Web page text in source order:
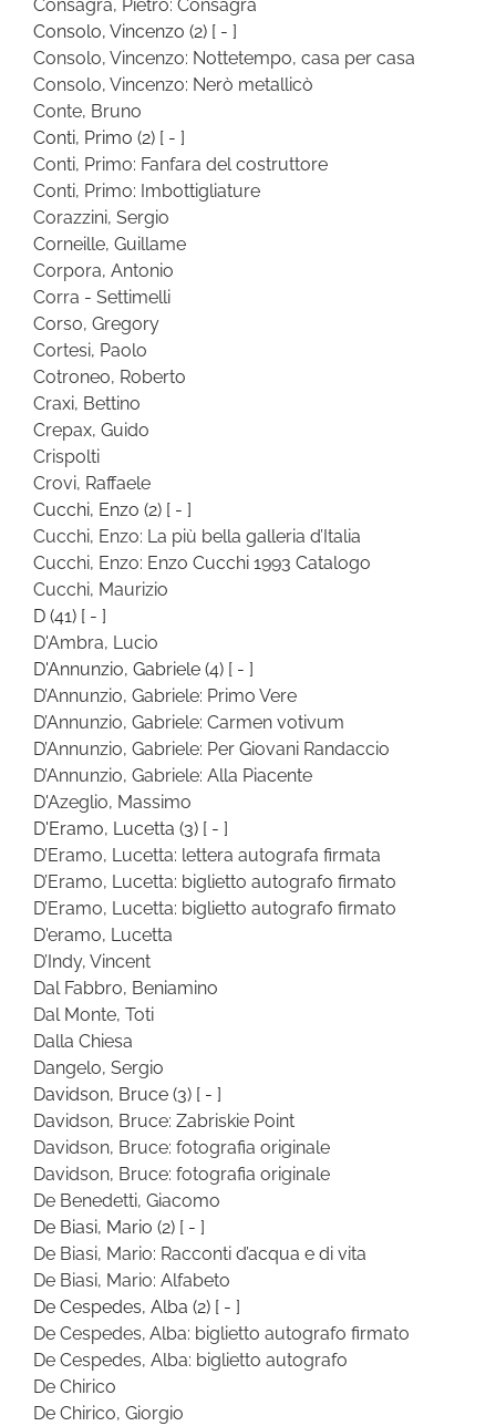
Consagra, Pietro: Consagra
Consolo, Vincenzo (2) [ - ]
Consolo, Vincenzo: Nottetempo, casa per casa
Consolo, Vincenzo: Nerò metallicò
Conte, Bruno
Conti, Primo (2) [ - ]
Conti, Primo: Fanfara del costruttore
Conti, Primo: Imbottigliature
Corazzini, Sergio
Corneille, Guillame
Corpora, Antonio
Corra - Settimelli
Corso, Gregory
Cortesi, Paolo
Cotroneo, Roberto
Craxi, Bettino
Crepax, Guido
Crispolti
Crovi, Raffaele
Cucchi, Enzo (2) [ - ]
Cucchi, Enzo: La più bella galleria d’Italia
Cucchi, Enzo: Enzo Cucchi 1993 Catalogo
Cucchi, Maurizio
D (41) [ - ]
D'Ambra, Lucio
D'Annunzio, Gabriele (4) [ - ]
D’Annunzio, Gabriele: Primo Vere
D’Annunzio, Gabriele: Carmen votivum
D’Annunzio, Gabriele: Per Giovani Randaccio
D’Annunzio, Gabriele: Alla Piacente
D'Azeglio, Massimo
D'Eramo, Lucetta (3) [ - ]
D’Eramo, Lucetta: lettera autografa firmata
D’Eramo, Lucetta: biglietto autografo firmato
D’Eramo, Lucetta: biglietto autografo firmato
D'eramo, Lucetta
D’Indy, Vincent
Dal Fabbro, Beniamino
Dal Monte, Toti
Dalla Chiesa
Dangelo, Sergio
Davidson, Bruce (3) [ - ]
Davidson, Bruce: Zabriskie Point
Davidson, Bruce: fotografia originale
Davidson, Bruce: fotografia originale
De Benedetti, Giacomo
De Biasi, Mario (2) [ - ]
De Biasi, Mario: Racconti d’acqua e di vita
De Biasi, Mario: Alfabeto
De Cespedes, Alba (2) [ - ]
De Cespedes, Alba: biglietto autografo firmato
De Cespedes, Alba: biglietto autografo
De Chirico
De Chirico, Giorgio